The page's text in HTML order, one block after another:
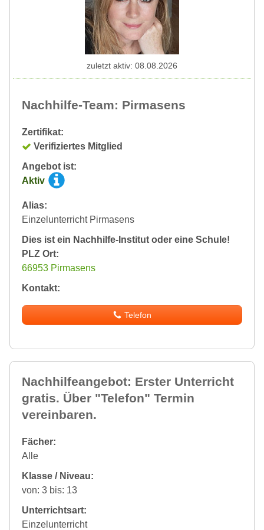
Nachhilfe-Team: Pirmasens
Zertifikat:
Verifiziertes Mitglied
Angebot ist:
Aktiv
Alias:
Einzelunterricht Pirmasens
Dies ist ein Nachhilfe-Institut oder eine Schule!
PLZ Ort:
66953 Pirmasens
Kontakt:
Telefon
zuletzt aktiv: 08.08.2026
Nachhilfeangebot: Erster Unterricht
gratis. Über "Telefon" Termin
vereinbaren.
Fächer:
Alle
Klasse / Niveau:
von: 3 bis: 13
Unterrichtsart:
Einzelunterricht